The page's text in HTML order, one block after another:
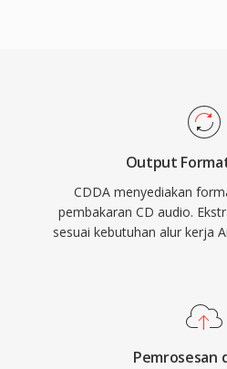
Output
CDDA menyediakan
pembakaran CD audio.
sesuai kebutuhan alur kerja
Pemrosesan